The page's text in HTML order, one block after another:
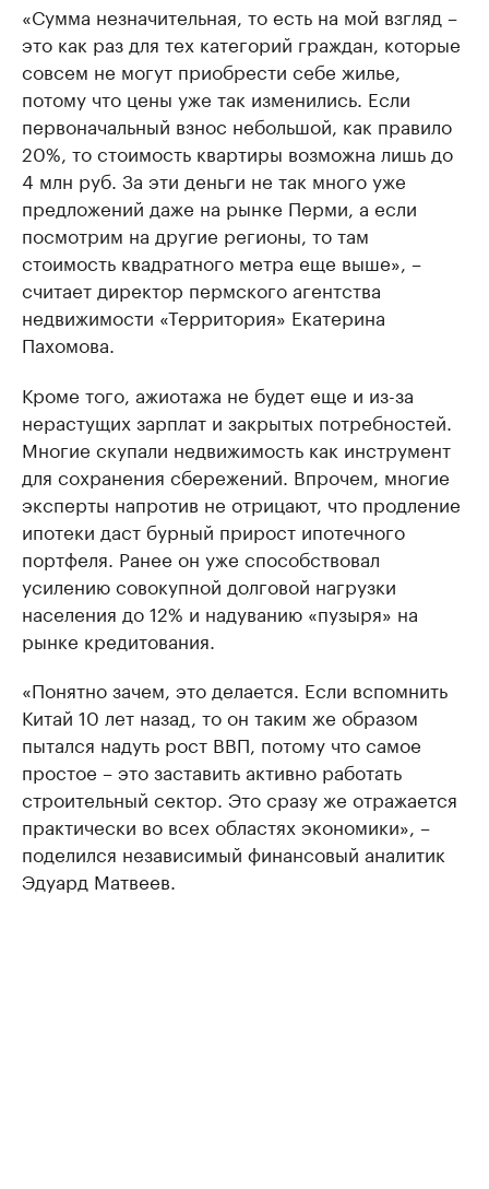
«Сумма незначительная, то есть на мой взгляд –
это как раз для тех категорий граждан, которые
совсем не могут приобрести себе жилье,
потому что цены уже так изменились. Если
первоначальный взнос небольшой, как правило
20%, то стоимость квартиры возможна лишь до
4 млн руб. За эти деньги не так много уже
предложений даже на рынке Перми, а если
посмотрим на другие регионы, то там
стоимость квадратного метра еще выше», –
считает директор пермского агентства
недвижимости «Территория» Екатерина
Пахомова.
Кроме того, ажиотажа не будет еще и из-за
нерастущих зарплат и закрытых потребностей.
Многие скупали недвижимость как инструмент
для сохранения сбережений. Впрочем, многие
эксперты напротив не отрицают, что продление
ипотеки даст бурный прирост ипотечного
портфеля. Ранее он уже способствовал
усилению совокупной долговой нагрузки
населения до 12% и надуванию «пузыря» на
рынке кредитования.
«Понятно зачем, это делается. Если вспомнить
Китай 10 лет назад, то он таким же образом
пытался надуть рост ВВП, потому что самое
простое – это заставить активно работать
строительный сектор. Это сразу же отражается
практически во всех областях экономики», –
поделился независимый финансовый аналитик
Эдуард Матвеев.